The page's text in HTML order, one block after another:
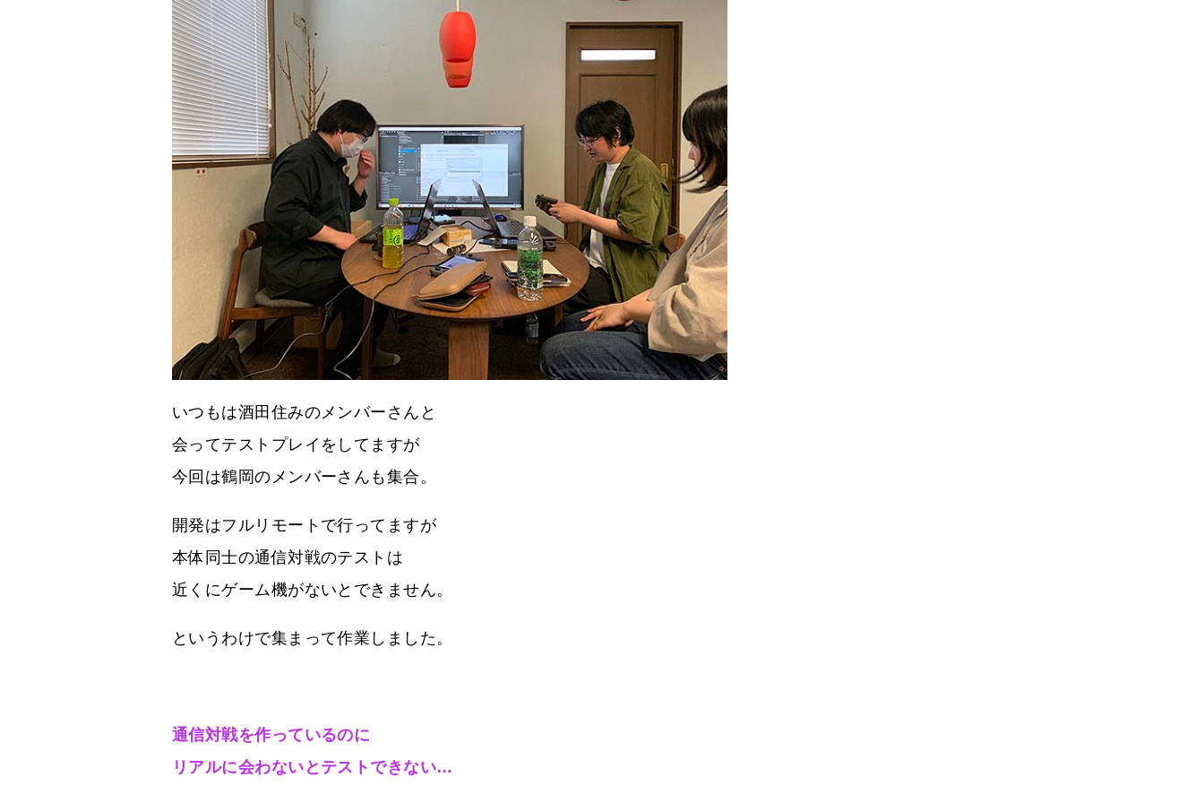
いつもは酒田住みのメンバーさんと
会ってテストプレイをしてますが
今回は鶴岡のメンバーさんも集合。
開発はフルリモートで行ってますが
本体同士の通信対戦のテストは
近くにゲーム機がないとできません。
というわけで集まって作業しました。
通信対戦を作っているのに
リアルに会わないとテストできない…